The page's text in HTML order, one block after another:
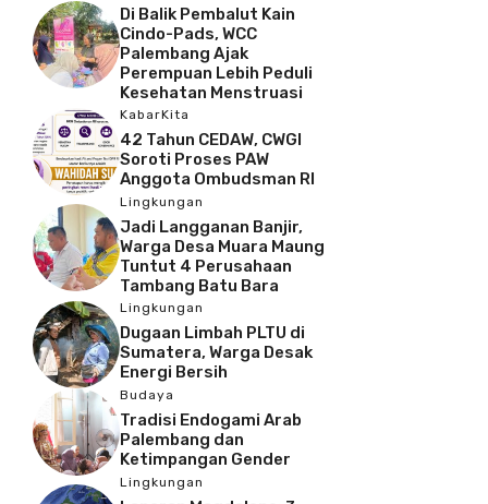
Di Balik Pembalut Kain
Cindo-Pads, WCC
Palembang Ajak
Perempuan Lebih Peduli
Kesehatan Menstruasi
KabarKita
42 Tahun CEDAW, CWGI
Soroti Proses PAW
Anggota Ombudsman RI
Lingkungan
Jadi Langganan Banjir,
Warga Desa Muara Maung
Tuntut 4 Perusahaan
Tambang Batu Bara
Lingkungan
Dugaan Limbah PLTU di
Sumatera, Warga Desak
Energi Bersih
Budaya
Tradisi Endogami Arab
Palembang dan
Ketimpangan Gender
Lingkungan